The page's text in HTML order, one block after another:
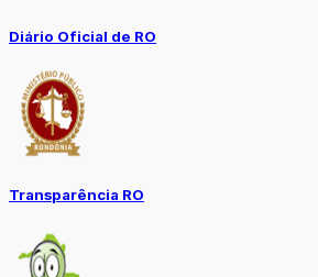
Diário Oficial de RO
Transparência RO